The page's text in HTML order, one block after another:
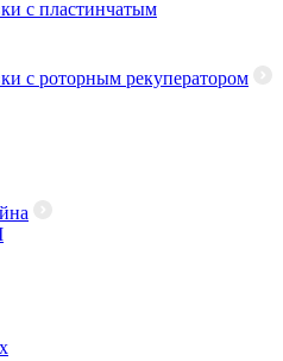
с пластинчатым
с роторным рекуператором